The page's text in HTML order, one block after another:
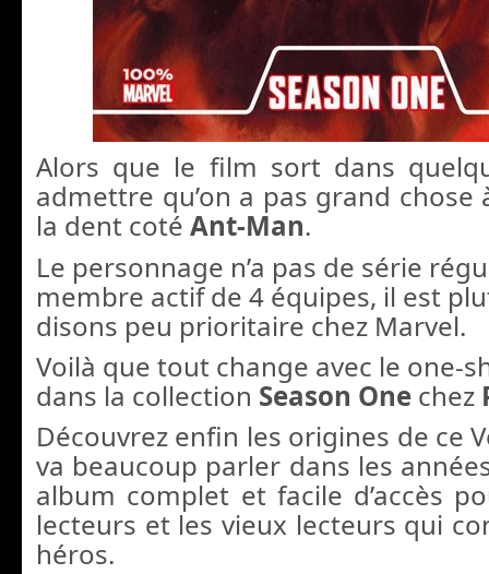
Alors que le film sort dans
admettre qu’on a pas grand
la dent coté Ant-Man.
Le personnage n’a pas de série
membre actif de 4 équipes, il est
disons peu prioritaire chez Marvel.
Voilà que tout change avec le one-
dans la collection Season One chez
Découvrez enfin les origines de ce
va beaucoup parler dans les
album complet et facile d’accès
lecteurs et les vieux lecteurs qui
héros.